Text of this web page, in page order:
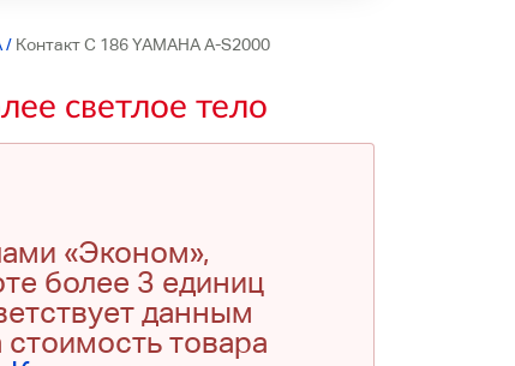
/ Контакт C 186 YAMAHA A-S2000
светлое тело
«Эконом»,
более 3 единиц
данным
товара